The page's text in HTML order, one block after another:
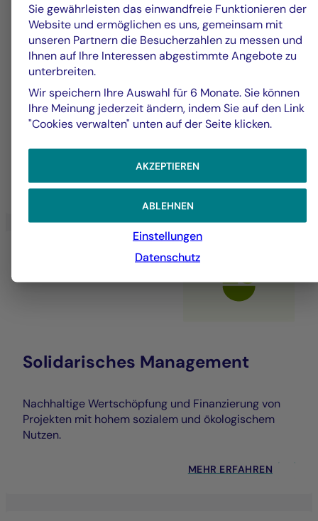
Diversifiziertes Management
Expertise basierend auf Diversifikation, offener
langfristigen Ziele zu erfüllen.
MEHR ERFAHREN
Solidarisches Management
Nachhaltige Wertschöpfung und Finanzierung von
Projekten mit hohem sozialem und ökologischem
Nutzen.
MEHR ERFAHREN
Sie gewährleisten das einwandfreie Funktionieren der
Website und ermöglichen es uns, gemeinsam mit
unseren Partnern die Besucherzahlen zu messen und
Ihnen auf Ihre Interessen abgestimmte Angebote zu
unterbreiten.
Wir speichern Ihre Auswahl für 6 Monate. Sie können
Ihre Meinung jederzeit ändern, indem Sie auf den Link
"Cookies verwalten" unten auf der Seite klicken.
AKZEPTIEREN
ABLEHNEN
Einstellungen
Datenschutz